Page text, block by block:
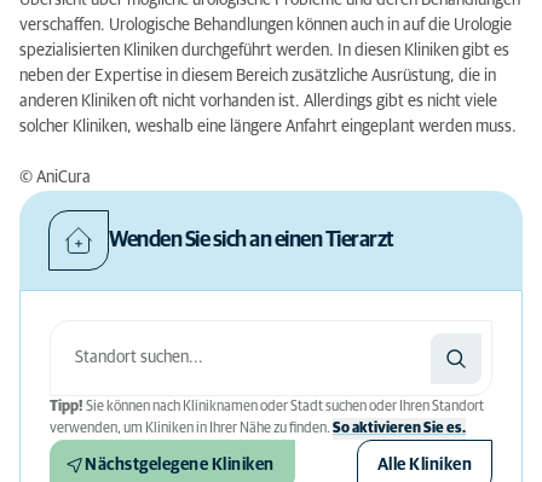
verschaffen. Urologische Behandlungen können auch in auf die Urologie
spezialisierten Kliniken durchgeführt werden. In diesen Kliniken gibt es
neben der Expertise in diesem Bereich zusätzliche Ausrüstung, die in
anderen Kliniken oft nicht vorhanden ist. Allerdings gibt es nicht viele
solcher Kliniken, weshalb eine längere Anfahrt eingeplant werden muss.
© AniCura
Wenden Sie sich an einen Tierarzt
Tipp! Sie können nach Kliniknamen oder Stadt suchen oder Ihren Standort
verwenden, um Kliniken in Ihrer Nähe zu finden. So aktivieren Sie es.
Nächstgelegene Kliniken Alle Kliniken